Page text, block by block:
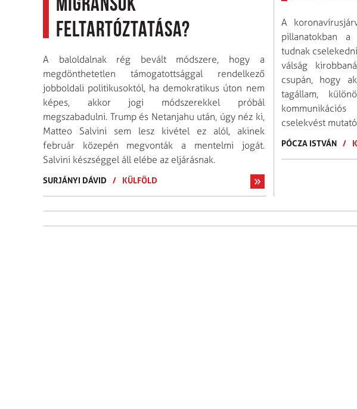
migránsok
feltartóztatása?
A baloldalnak rég bevált módszere, hogy a
megdönthetetlen támogatottsággal rendelkező
jobboldali politikusoktól, ha demokratikus úton nem
képes, akkor jogi módszerekkel próbál
megszabadulni. Trump és Netanjahu után, úgy néz ki,
Matteo Salvini sem lesz kivétel ez alól, akinek
február közepén megvonták a mentelmi jogát.
Salvini készséggel áll elébe az eljárásnak.
SURJÁNYI DÁVID / KÜLFÖLD
A
pillanatokban a
tudnak
válság
csupán, hogy
tagállam,
cselekvést
PÓCZA ISTVÁN /